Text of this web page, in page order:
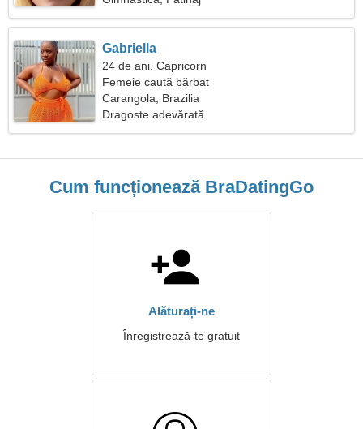
Gabriella
24 de ani, Capricorn
Femeie caută bărbat
Carangola, Brazilia
Dragoste adevărată
Cum funcționează BraDatingGo
Alăturați-ne
Înregistrează-te gratuit